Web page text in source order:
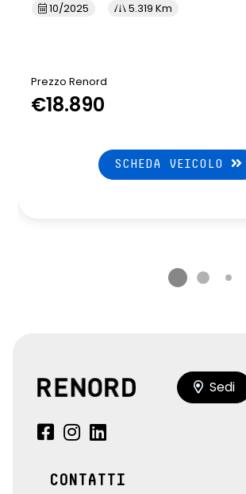
10/2025
5.319 Km
Prezzo Renord
€18.890
SCHEDA VEICOLO
Sedi
CONTATTI